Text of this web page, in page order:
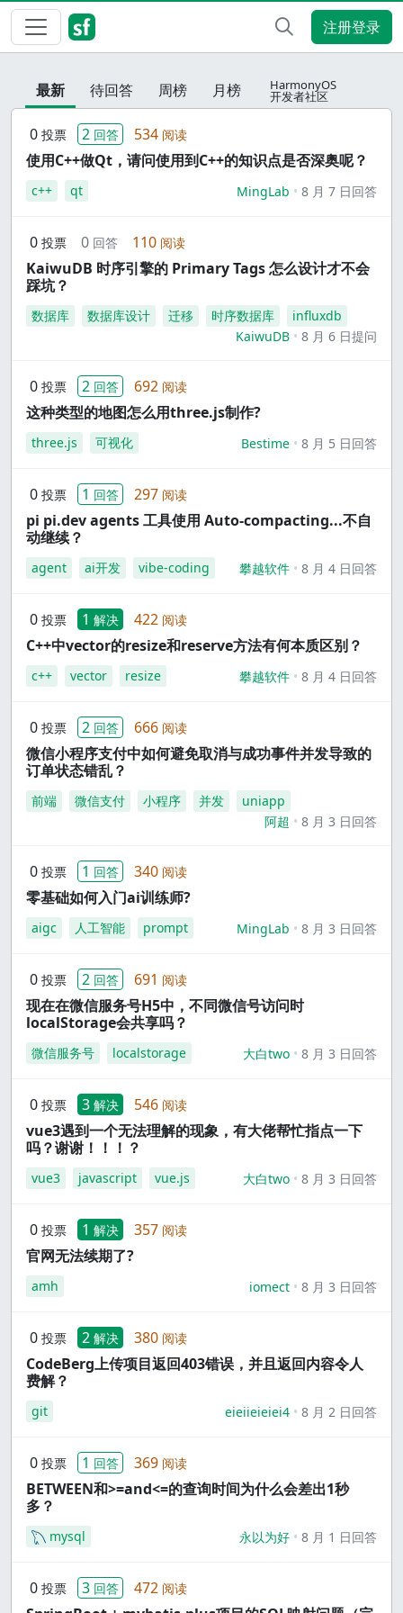
注册登录
最新 待回答 周榜 月榜 HarmonyOS
开发者社区
0 投票 2 回答 534 阅读
使用C++做Qt，请问使用到C++的知识点是否深奥呢？
c++ qt MingLab 8 月 7 日回答
0 投票 0 回答 110 阅读
KaiwuDB 时序引擎的 Primary Tags 怎么设计才不会
踩坑？
数据库 数据库设计 迁移 时序数据库
influxdb
KaiwuDB
8 月 6 日提问
0 投票 2 回答 692 阅读
这种类型的地图怎么用three.js制作?
three.js 可视化 Bestime 8 月 5 日回答
0 投票 1 回答 297 阅读
pi pi.dev agents 工具使用 Auto-compacting...不自
动继续？
agent ai开发 vibe-coding 攀越软件 8 月 4 日回答
0 投票 1 解决 422 阅读
C++中vector的resize和reserve方法有何本质区别？
c++ vector resize 攀越软件 8 月 4 日回答
0 投票 2 回答 666 阅读
微信小程序支付中如何避免取消与成功事件并发导致的
订单状态错乱？
前端 微信支付 小程序 并发
uniapp
阿超
8 月 3 日回答
0 投票 1 回答 340 阅读
零基础如何入门ai训练师?
aigc 人工智能 prompt MingLab 8 月 3 日回答
0 投票 2 回答 691 阅读
现在在微信服务号H5中，不同微信号访问时
localStorage会共享吗？
微信服务号 localstorage 大白two 8 月 3 日回答
0 投票 3 解决 546 阅读
vue3遇到一个无法理解的现象，有大佬帮忙指点一下
吗？谢谢！！！？
vue3 javascript vue.js 大白two 8 月 3 日回答
0 投票 1 解决 357 阅读
官网无法续期了?
amh iomect 8 月 3 日回答
0 投票 2 解决 380 阅读
CodeBerg上传项目返回403错误，并且返回内容令人
费解？
git eieiieieiei4 8 月 2 日回答
0 投票 1 回答 369 阅读
BETWEEN和>=and<=的查询时间为什么会差出1秒
多？
mysql 永以为好 8 月 1 日回答
0 投票 3 回答 472 阅读